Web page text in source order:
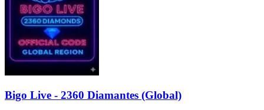
Bigo Live - 2360 Diamantes (Global)